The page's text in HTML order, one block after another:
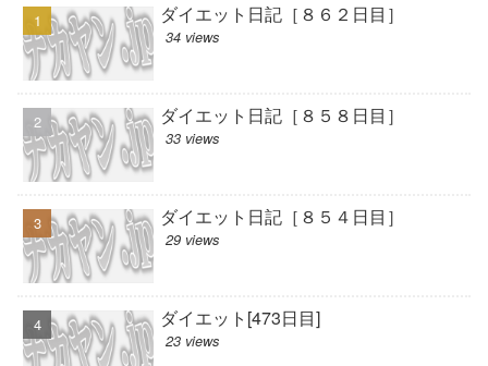
ダイエット日記［８６２日目］
34 views
ダイエット日記［８５８日目］
33 views
ダイエット日記［８５４日目］
29 views
ダイエット[473日目]
23 views